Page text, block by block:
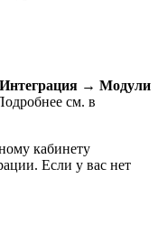
Интеграция → Модули
см. в
кабинету
Если у вас нет